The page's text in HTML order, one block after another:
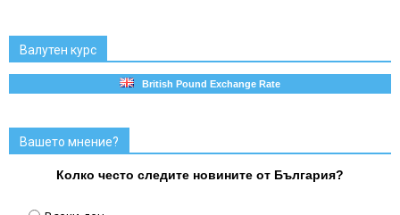
Валутен курс
British Pound Exchange Rate
Вашето мнение?
Колко често следите новините от България?